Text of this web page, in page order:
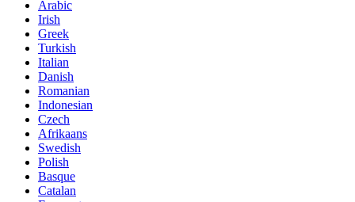
Arabic
Irish
Greek
Turkish
Italian
Danish
Romanian
Indonesian
Czech
Afrikaans
Swedish
Polish
Basque
Catalan